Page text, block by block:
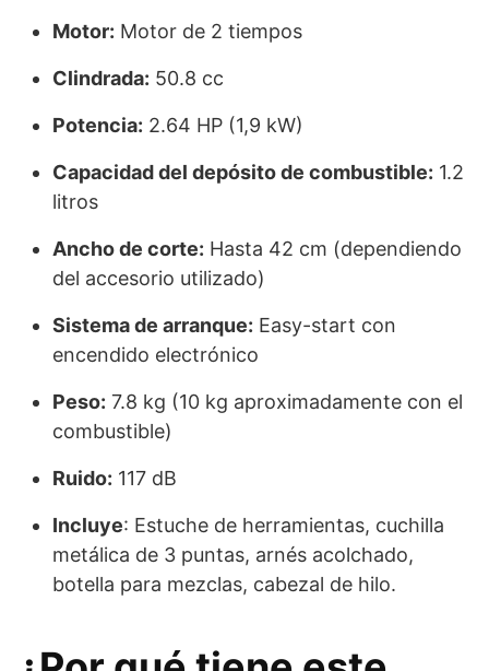
Motor: Motor de 2 tiempos
Clindrada: 50.8 cc
Potencia: 2.64 HP (1,9 kW)
Capacidad del depósito de combustible: 1.2
litros
Ancho de corte: Hasta 42 cm (dependiendo
del accesorio utilizado)
Sistema de arranque: Easy-start con
encendido electrónico
Peso: 7.8 kg (10 kg aproximadamente con el
combustible)
Ruido: 117 dB
Incluye: Estuche de herramientas, cuchilla
metálica de 3 puntas, arnés acolchado,
botella para mezclas, cabezal de hilo.